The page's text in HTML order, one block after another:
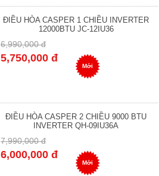
ĐIỀU HÒA CASPER 1 CHIỀU INVERTER
12000BTU JC-12IU36
6,990,000 đ
5,750,000 đ
Mới
ĐIỀU HÒA CASPER 2 CHIỀU 9000 BTU
INVERTER QH-09IU36A
7,990,000 đ
6,000,000 đ
Mới